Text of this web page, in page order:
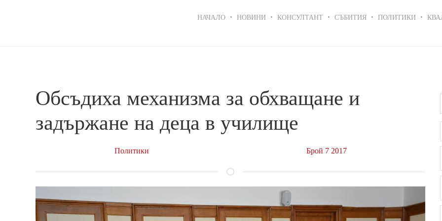
navigation
НАЧАЛО НОВИНИ КОНСУЛТАНТ СЪБИТИЯ ПОЛИТИКИ
Обсъдиха механизма за обхващане и
задържане на деца в училище
Политики Брой 7 2017